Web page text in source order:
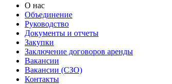
О нас
Объединение
Руководство
Документы и отчеты
Закупки
Заключение договоров аренды
Вакансии
Вакансии (СЗО)
Контакты